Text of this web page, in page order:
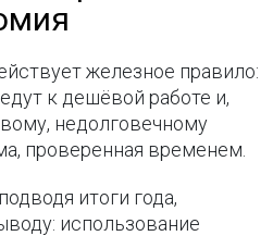
железное правило:
к дешёвой работе и,
недолговечному
проверенная временем.
итоги года,
использование